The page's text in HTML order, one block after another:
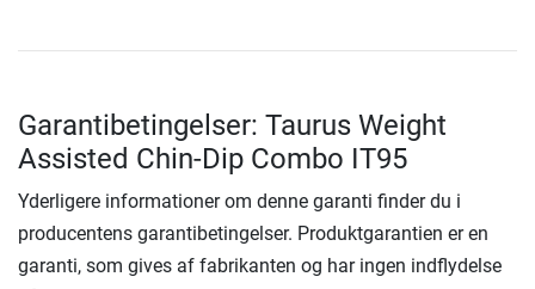
Garantibetingelser: Taurus Weight
Assisted Chin-Dip Combo IT95
Yderligere informationer om denne garanti finder du i
producentens garantibetingelser. Produktgarantien er en
garanti, som gives af fabrikanten og har ingen indflydelse